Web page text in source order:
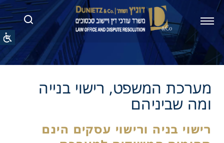
המשפט, רישוי בנייה